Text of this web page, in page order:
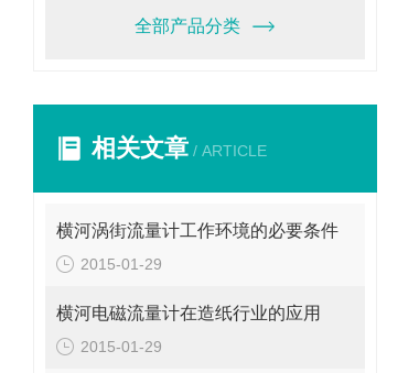
全部产品分类
相关文章 / ARTICLE
横河涡街流量计工作环境的必要条件
2015-01-29
横河电磁流量计在造纸行业的应用
2015-01-29